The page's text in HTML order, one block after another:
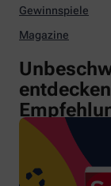
Gewinnspiele
Magazine